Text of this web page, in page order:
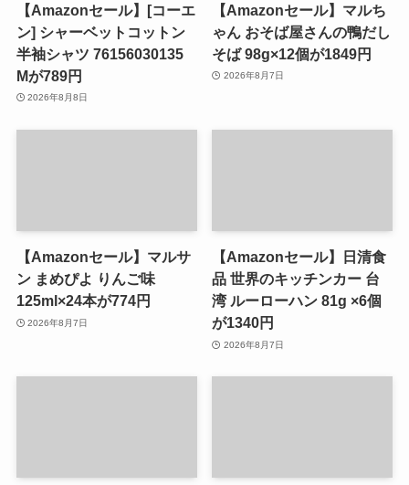
【Amazonセール】[コーエ
ン] シャーベットコットン
半袖シャツ 76156030135
Mが789円
2026年8月8日
【Amazonセール】マルち
ゃん おそば屋さんの鴨だし
そば 98g×12個が1849円
2026年8月7日
【Amazonセール】マルサ
ン まめぴよ りんご味
125ml×24本が774円
2026年8月7日
【Amazonセール】日清食
品 世界のキッチンカー 台
湾 ルーローハン 81g ×6個
が1340円
2026年8月7日